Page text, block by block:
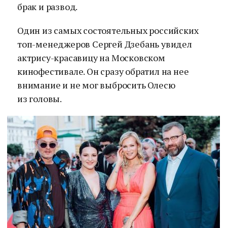
брак и развод.
Один из самых состоятельных российских
топ-менеджеров Сергей Дзебань увидел
актрису-красавицу на Московском
кинофестивале. Он сразу обратил на нее
внимание и не мог выбросить Олесю
из головы.